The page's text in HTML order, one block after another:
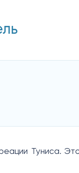
Туниса.